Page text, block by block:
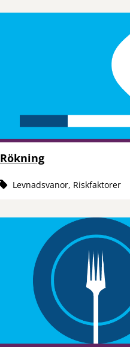
Rökning
Levnadsvanor, Riskfaktorer